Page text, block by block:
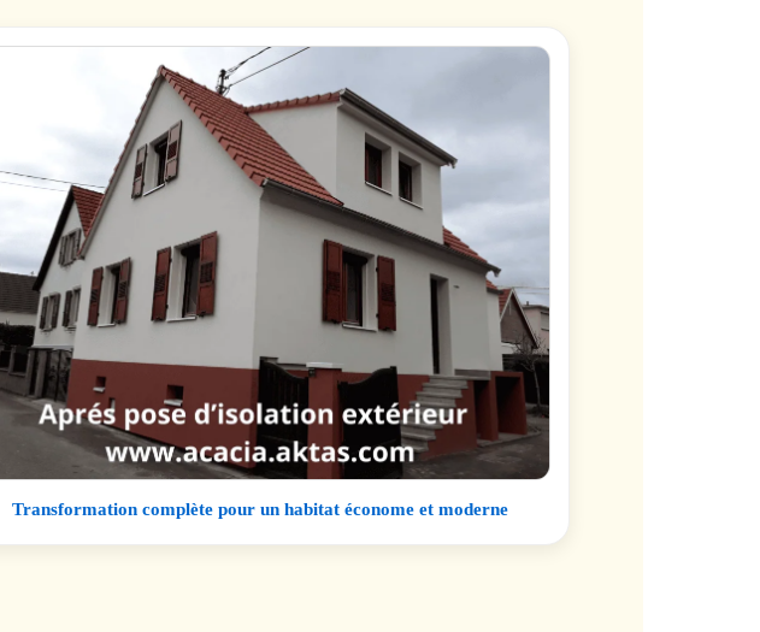
Transformation complète pour un habitat économe et moderne